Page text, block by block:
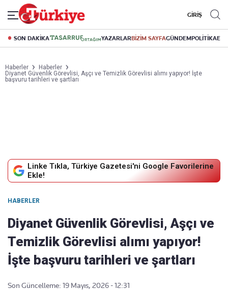
GİRİŞ
SON DAKİKA YAZARLARBİZİM SAYFAGÜNDEMPOLİTİKA
Haberler
Haberler
Diyanet Güvenlik Görevlisi, Aşçı ve Temizlik Görevlisi alımı yapıyor! İşte
başvuru tarihleri ve şartları
Linke Tıkla, Türkiye Gazetesi'ni Google Favorilerine
Ekle!
HABERLER
Diyanet Güvenlik Görevlisi, Aşçı ve
Temizlik Görevlisi alımı yapıyor!
İşte başvuru tarihleri ve şartları
Son Güncelleme: 19 Mayıs, 2026 - 12:31